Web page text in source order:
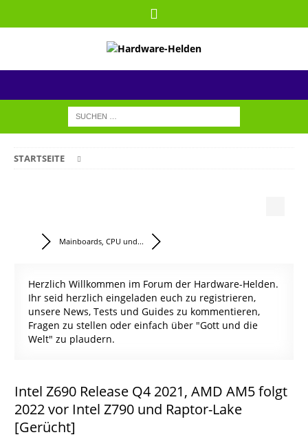
STARTSEITE
Mainboards, CPU und...
Herzlich Willkommen im Forum der Hardware-Helden.
Ihr seid herzlich eingeladen euch zu registrieren,
unsere News, Tests und Guides zu kommentieren,
Fragen zu stellen oder einfach über "Gott und die
Welt" zu plaudern.
Intel Z690 Release Q4 2021, AMD AM5 folgt
2022 vor Intel Z790 und Raptor-Lake
[Gerücht]